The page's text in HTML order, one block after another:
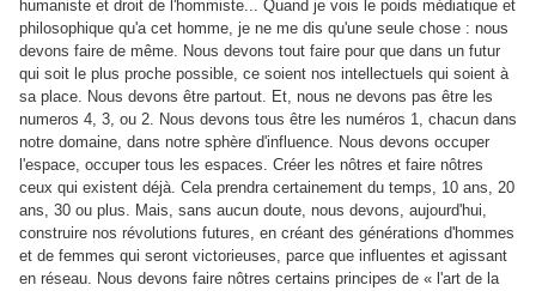
humaniste et droit de l'hommiste... Quand je vois le poids médiatique et
philosophique qu'a cet homme, je ne me dis qu'une seule chose : nous
devons faire de même. Nous devons tout faire pour que dans un futur
qui soit le plus proche possible, ce soient nos intellectuels qui soient à
sa place. Nous devons être partout. Et, nous ne devons pas être les
numeros 4, 3, ou 2. Nous devons tous être les numéros 1, chacun dans
notre domaine, dans notre sphère d'influence. Nous devons occuper
l'espace, occuper tous les espaces. Créer les nôtres et faire nôtres
ceux qui existent déjà. Cela prendra certainement du temps, 10 ans, 20
ans, 30 ou plus. Mais, sans aucun doute, nous devons, aujourd'hui,
construire nos révolutions futures, en créant des générations d'hommes
et de femmes qui seront victorieuses, parce que influentes et agissant
en réseau. Nous devons faire nôtres certains principes de « l'art de la